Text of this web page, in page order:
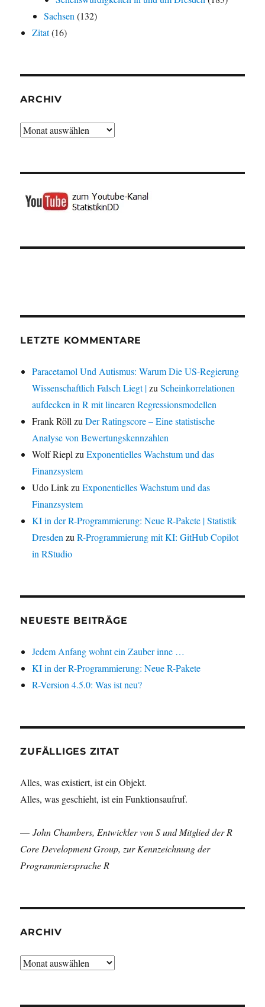
Sachsen (132)
Zitat(16)
ARCHIV
Archiv
LETZTE KOMMENTARE
Paracetamol Und Autismus: Warum Die US-Regierung
Wissenschaftlich Falsch Liegt |zuScheinkorrelationen
aufdecken in R mit linearen Regressionsmodellen
Frank Röll zuDer Ratingscore – Eine statistische
Analyse von Bewertungskennzahlen
Wolf Riepl zuExponentielles Wachstum und das
Finanzsystem
Udo LinkzuExponentielles Wachstum und das
Finanzsystem
KI in der R-Programmierung: Neue R-Pakete | Statistik
Dresden zuR-Programmierung mit KI: GitHub Copilot
in RStudio
NEUESTE BEITRÄGE
Jedem Anfang wohnt ein Zauber inne …
KI in der R-Programmierung: Neue R-Pakete
R-Version 4.5.0: Was ist neu?
ZUFÄLLIGES ZITAT
Alles, was existiert, ist ein Objekt.
Alles, was geschieht, ist ein Funktionsaufruf.
—John Chambers, Entwickler von S und Mitglied der R
Core Development Group, zur Kennzeichnung der
Programmiersprache R
ARCHIV
Archiv